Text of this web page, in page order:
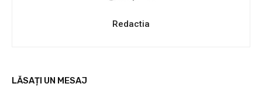
Redactia
LĂSAȚI UN MESAJ